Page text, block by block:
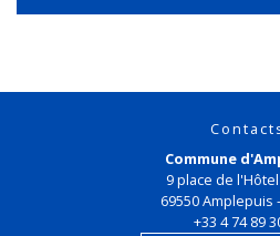
Commune
9 place de
69550 Amplepuis -
+33 4 74 89